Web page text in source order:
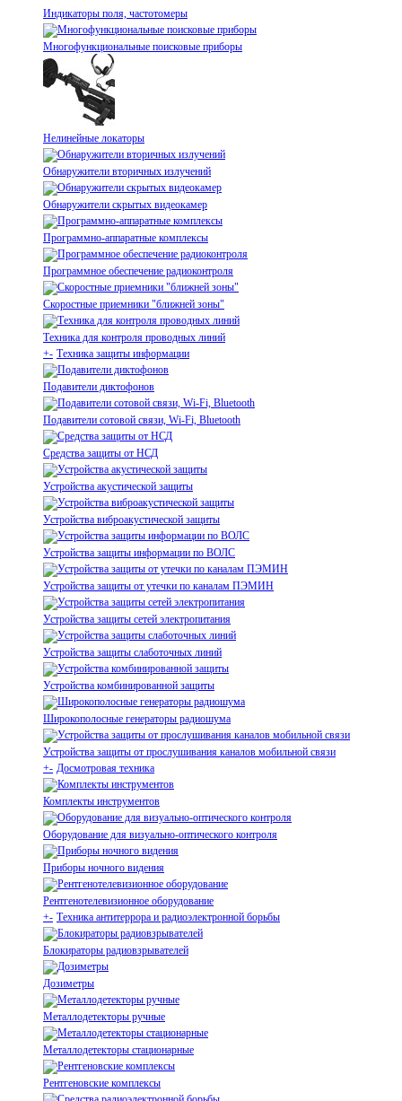
Индикаторы поля, частотомеры
Многофункциональные поисковые приборы
Нелинейные локаторы
Обнаружители вторичных излучений
Обнаружители скрытых видеокамер
Программно-аппаратные комплексы
Программное обеспечение радиоконтроля
Скоростные приемники "ближней зоны"
Техника для контроля проводных линий
+- Техника защиты информации
Подавители диктофонов
Подавители сотовой связи, Wi-Fi, Bluetooth
Средства защиты от НСД
Устройства акустической защиты
Устройства виброакустической защиты
Устройства защиты информации по ВОЛС
Устройства защиты от утечки по каналам ПЭМИН
Устройства защиты сетей электропитания
Устройства защиты слаботочных линий
Устройства комбинированной защиты
Широкополосные генераторы радиошума
Устройства защиты от прослушивания каналов мобильной связи
+- Досмотровая техника
Комплекты инструментов
Оборудование для визуально-оптического контроля
Приборы ночного видения
Рентгенотелевизионное оборудование
+- Техника антитеррора и радиоэлектронной борьбы
Блокираторы радиовзрывателей
Дозиметры
Металлодетекторы ручные
Металлодетекторы стационарные
Рентгеновские комплексы